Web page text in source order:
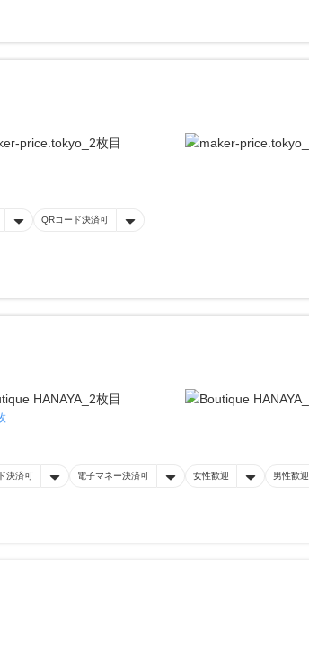
QRコード決済可
決済可 電子マネー決済可 女性歓迎 男性歓迎